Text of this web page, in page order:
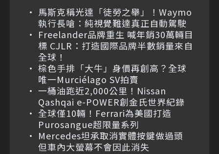
馬斯克稱光達「徒勞之舉」！Waymo
執行長嗆：純視覺難達真正自動駕駛
Freelander品牌重生 喊年銷30萬輛目
標 CJLR：打造國際品牌半數銷量來自
全球！
棕色手排「大牛」身價再創高？全球
唯一Murciélago SV拍賣
一桶油跑近2,000公里！Nissan
Qashqai e-POWER創金氏世界紀錄
全球僅10輛！Ferrari為美國打造
Purosangue超限量系列
Mercedes坦承取消實體按鍵做過頭
但車內大螢幕不會因此消失